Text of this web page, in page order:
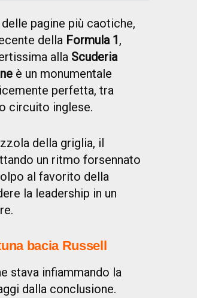
pagine più caotiche,
della Formula 1,
alla Scuderia
è un monumentale
perfetta, tra
circuito inglese.
della griglia, il
un ritmo forsennato
al favorito della
la leadership in un
bacia Russell
stava infiammando la
dalla conclusione.